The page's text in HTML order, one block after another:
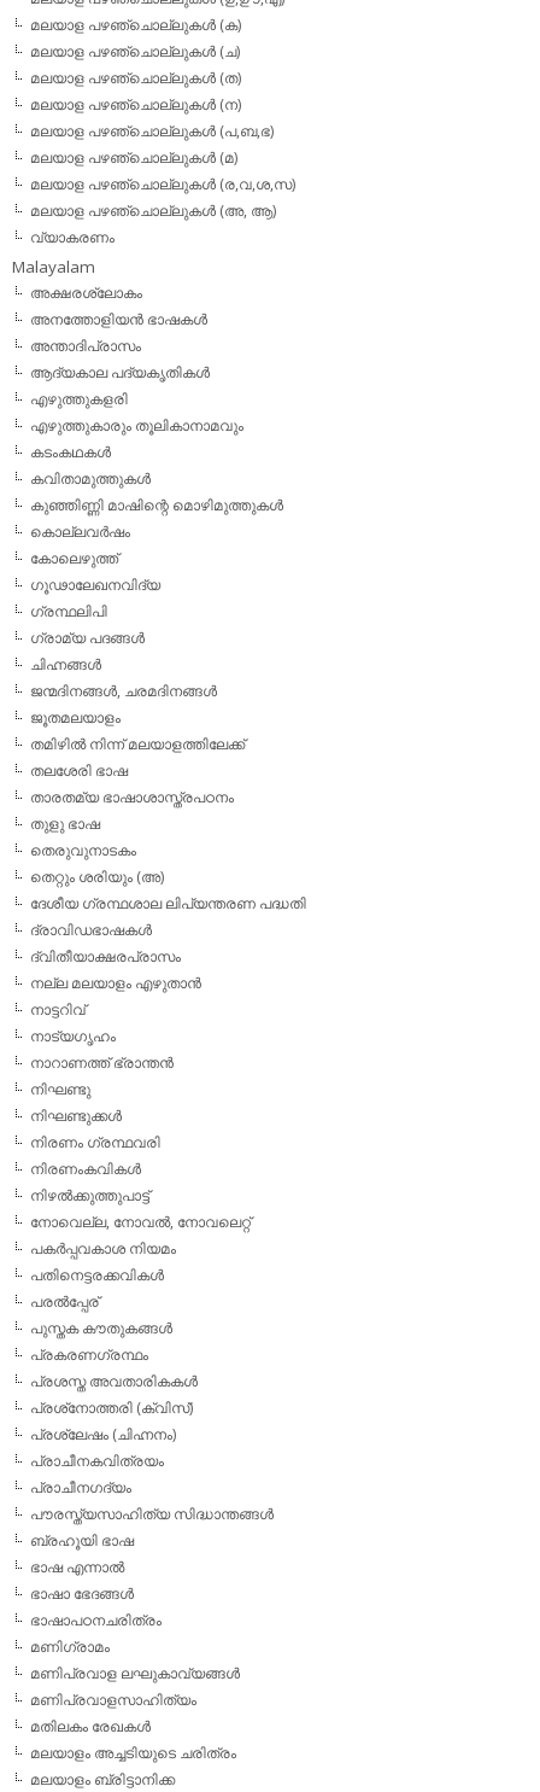
മലയാള പഴഞ്ചൊല്ലുകള്‍ (ക)
മലയാള പഴഞ്ചൊല്ലുകള്‍ (ച)
മലയാള പഴഞ്ചൊല്ലുകള്‍ (ത)
മലയാള പഴഞ്ചൊല്ലുകള്‍ (ന)
മലയാള പഴഞ്ചൊല്ലുകള്‍ (പ,ബ,ഭ)
മലയാള പഴഞ്ചൊല്ലുകള്‍ (മ)
മലയാള പഴഞ്ചൊല്ലുകള്‍ (ര,വ,ശ,സ)
മലയാള പഴഞ്ചൊല്ലുകൾ (അ, ആ)
വ്യാകരണം
Malayalam
അക്ഷരശ്ലോകം
അനത്തോളിയന്‍ ഭാഷകള്‍
അന്താദിപ്രാസം
ആദ്യകാല പദ്യകൃതികള്‍
എഴുത്തുകളരി
എഴുത്തുകാരും തൂലികാനാമവും
കടംകഥകള്‍
കവിതാമുത്തുകള്‍
കുഞ്ഞിണ്ണി മാഷിന്റെ മൊഴിമുത്തുകള്‍
കൊല്ലവര്‍ഷം
കോലെഴുത്ത്
ഗൂഢാലേഖനവിദ്യ
ഗ്രന്ഥലിപി
ഗ്രാമ്യ പദങ്ങള്‍
ചിഹ്നങ്ങള്‍
ജന്മദിനങ്ങള്‍, ചരമദിനങ്ങള്‍
ജൂതമലയാളം
തമിഴില്‍ നിന്ന് മലയാളത്തിലേക്ക്
തലശേരി ഭാഷ
താരതമ്യ ഭാഷാശാസ്ത്രപഠനം
തുളു ഭാഷ
തെരുവുനാടകം
തെറ്റും ശരിയും (അ)
ദേശീയ ഗ്രന്ഥശാല ലിപ്യന്തരണ പദ്ധതി
ദ്രാവിഡഭാഷകള്‍
ദ്വിതീയാക്ഷരപ്രാസം
നല്ല മലയാളം എഴുതാന്‍
നാട്ടറിവ്
നാട്യഗൃഹം
നാറാണത്ത് ഭ്രാന്തന്‍
നിഘണ്ടു
നിഘണ്ടുക്കള്‍
നിരണം ഗ്രന്ഥവരി
നിരണംകവികള്‍
നിഴല്‍ക്കുത്തുപാട്ട്
നോവെല്ല, നോവല്‍, നോവലെറ്റ്
പകര്‍പ്പവകാശ നിയമം
പതിനെട്ടരക്കവികള്‍
പരല്‍പ്പേര്
പുസ്തക കൗതുകങ്ങള്‍
പ്രകരണഗ്രന്ഥം
പ്രശസ്ത അവതാരികകള്‍
പ്രശ്‌നോത്തരി (ക്വിസ്)
പ്രശ്ലേഷം (ചിഹ്നനം)
പ്രാചീനകവിത്രയം
പ്രാചീനഗദ്യം
പൗരസ്ത്യസാഹിത്യ സിദ്ധാന്തങ്ങള്‍
ബ്രഹൂയി ഭാഷ
ഭാഷ എന്നാല്‍
ഭാഷാ ഭേദങ്ങള്‍
ഭാഷാപഠനചരിത്രം
മണിഗ്രാമം
മണിപ്രവാള ലഘുകാവ്യങ്ങള്‍
മണിപ്രവാളസാഹിത്യം
മതിലകം രേഖകള്‍
മലയാളം അച്ചടിയുടെ ചരിത്രം
മലയാളം ബ്രിട്ടാനിക്ക